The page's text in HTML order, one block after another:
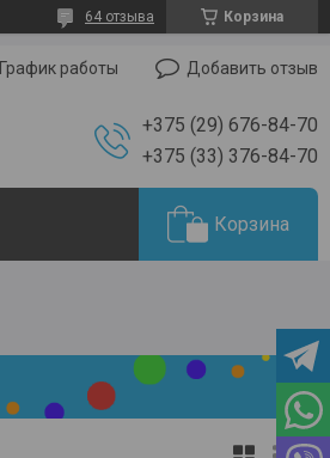
Корзина
64 отзыва
График работы Добавить отзыв
+375 (29) 676-84-70
+375 (33) 376-84-70
Корзина